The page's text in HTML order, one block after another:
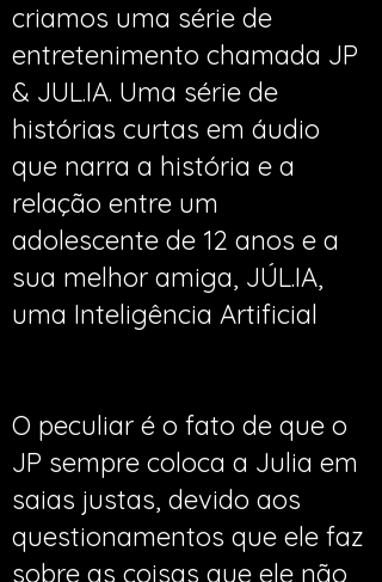
criamos uma série de
entretenimento chamada JP
& JUL.IA. Uma série de
histórias curtas em áudio
que narra a história e a
relação entre um
adolescente de 12 anos e a
sua melhor amiga, JÚL.IA,
uma Inteligência Artificial
O peculiar é o fato de que o
JP sempre coloca a Julia em
saias justas, devido aos
questionamentos que ele faz
sobre as coisas que ele não